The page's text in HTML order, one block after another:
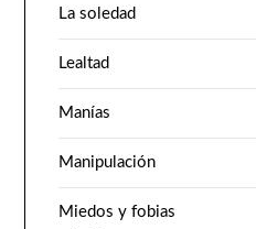
La soledad
Lealtad
Manías
Manipulación
Miedos y fobias